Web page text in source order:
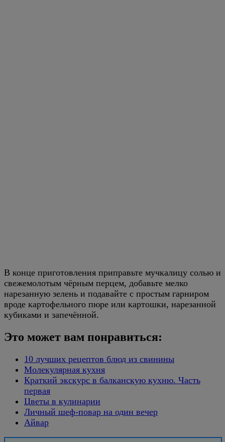
В конце приготовления приправьте мучкалицу солью и
свежемолотым чёрным перцем, добавьте мелко
нарезанную зелень и подавайте с простым гарниром
вроде картофельного пюре или картошки, нарезанной
кубиками и запечённой.
Это может вам понравиться:
10 лучших рецептов блюд из свинины
Молекулярная кухня
Краткий экскурс в балканскую кухню. Часть
первая
Цветы в кулинарии
Личный шеф-повар на один вечер
Айвар